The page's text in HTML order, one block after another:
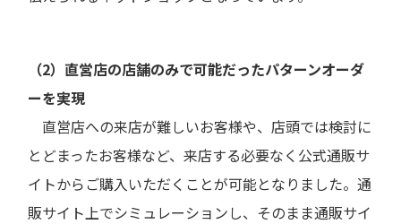
（2）直営店の店舗のみで可能だったパターンオーダ
ーを実現
直営店への来店が難しいお客様や、店頭では検討に
とどまったお客様など、来店する必要なく公式通販サ
イトからご購入いただくことが可能となりました。通
販サイト上でシミュレーションし、そのまま通販サイ